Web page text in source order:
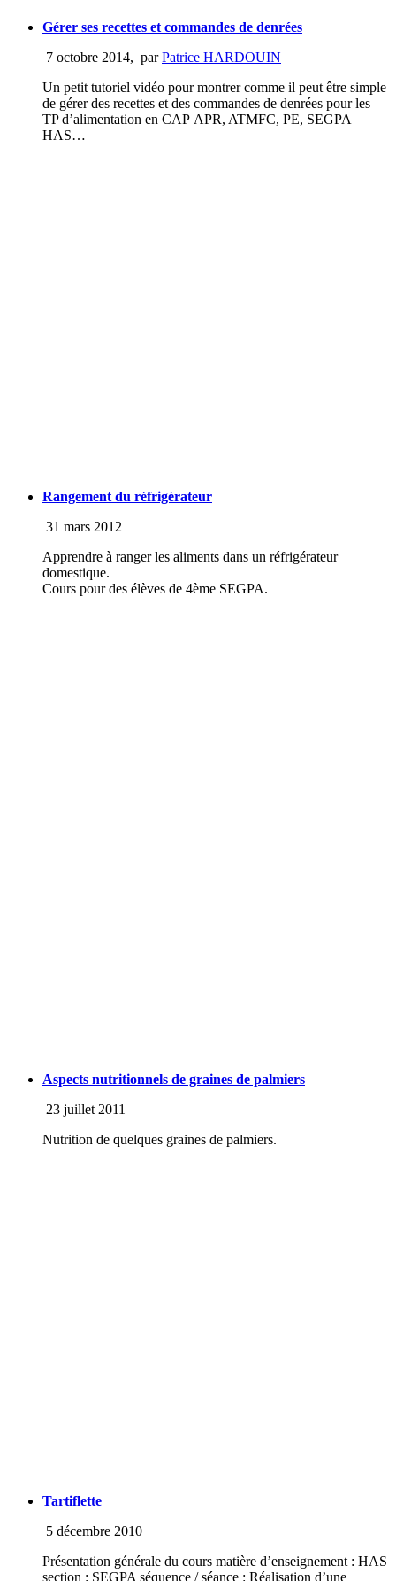
Gérer ses recettes et commandes de denrées
7 octobre 2014, parPatrice HARDOUIN
Un petit tutoriel vidéo pour montrer comme il peut être simple
de gérer des recettes et des commandes de denrées pour les
TP d’alimentation en CAP APR, ATMFC, PE, SEGPA
HAS…
Rangement du réfrigérateur
31 mars 2012
Apprendre à ranger les aliments dans un réfrigérateur
domestique.
Cours pour des élèves de 4ème SEGPA.
Aspects nutritionnels de graines de palmiers
23 juillet 2011
Nutrition de quelques graines de palmiers.
Tartiflette
5 décembre 2010
Présentation générale du cours matière d’enseignement : HAS
section : SEGPA séquence / séance : Réalisation d’une